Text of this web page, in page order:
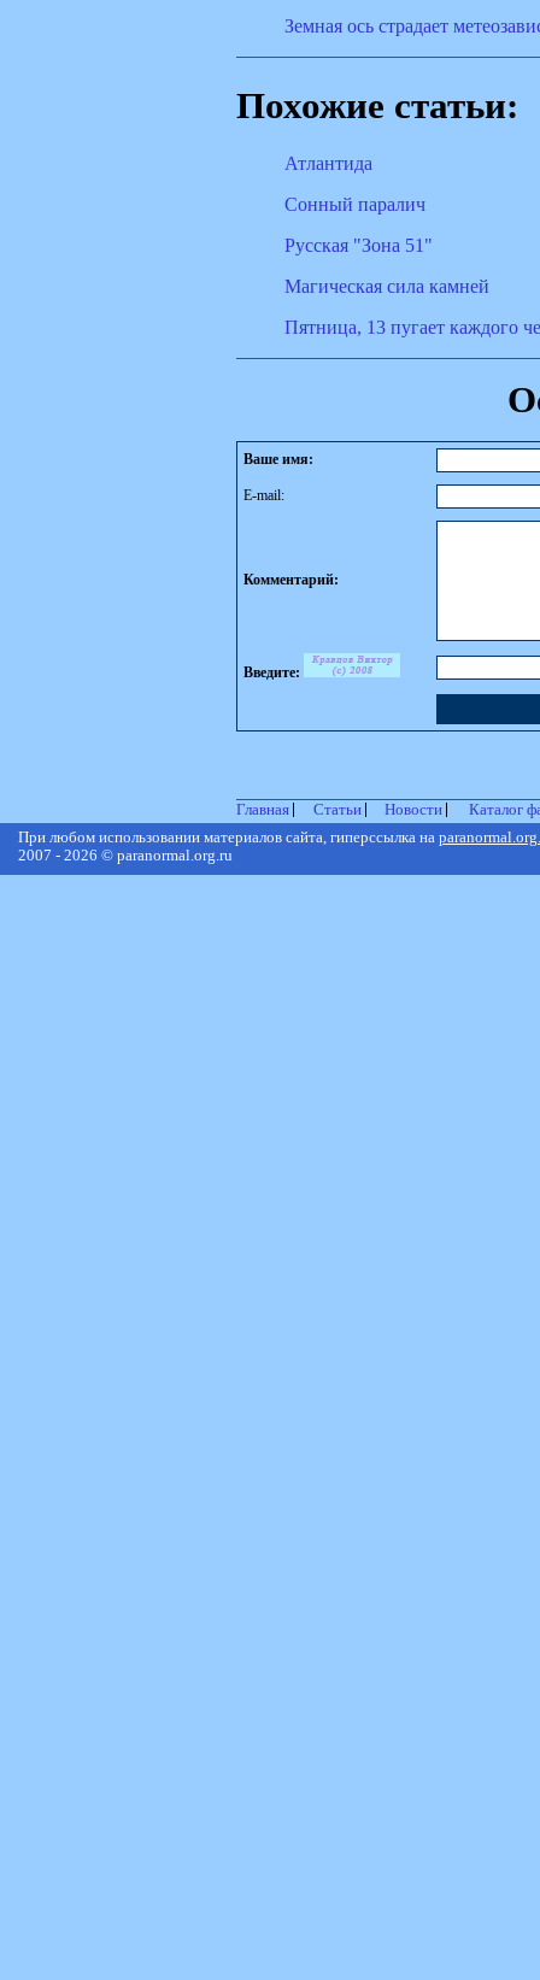
Земная ось страдает
Похожие статьи:
Атлантида
Сонный паралич
Русская "Зона 51"
Магическая сила камней
Пятница, 13 пугает каждого
Ваше имя:
E-mail:
Комментарий:
Введите:
Главная Статьи Новости
Каталог
При любом использовании материалов сайта, гиперссылка на
2007 - 2026 © paranormal.org.ru